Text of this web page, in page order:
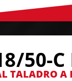
50-
TALADRO A